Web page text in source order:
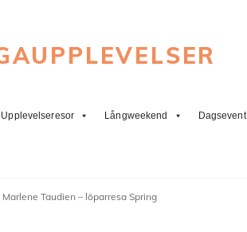
Upplevelseresor Långweekend Dagsevent
Marlene Taudien – löparresa Spring